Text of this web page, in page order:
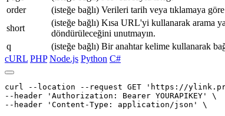
order
(isteğe bağlı) Verileri tarih veya tıklamaya göre
short
(isteğe bağlı) Kısa URL'yi kullanarak arama
döndürüleceğini unutmayın.
q
(isteğe bağlı) Bir anahtar kelime kullanarak
cURL PHP Node.js Python C#
curl --location --request GET 'https://
--header 'Authorization: Bearer YOURAPIKEY' \